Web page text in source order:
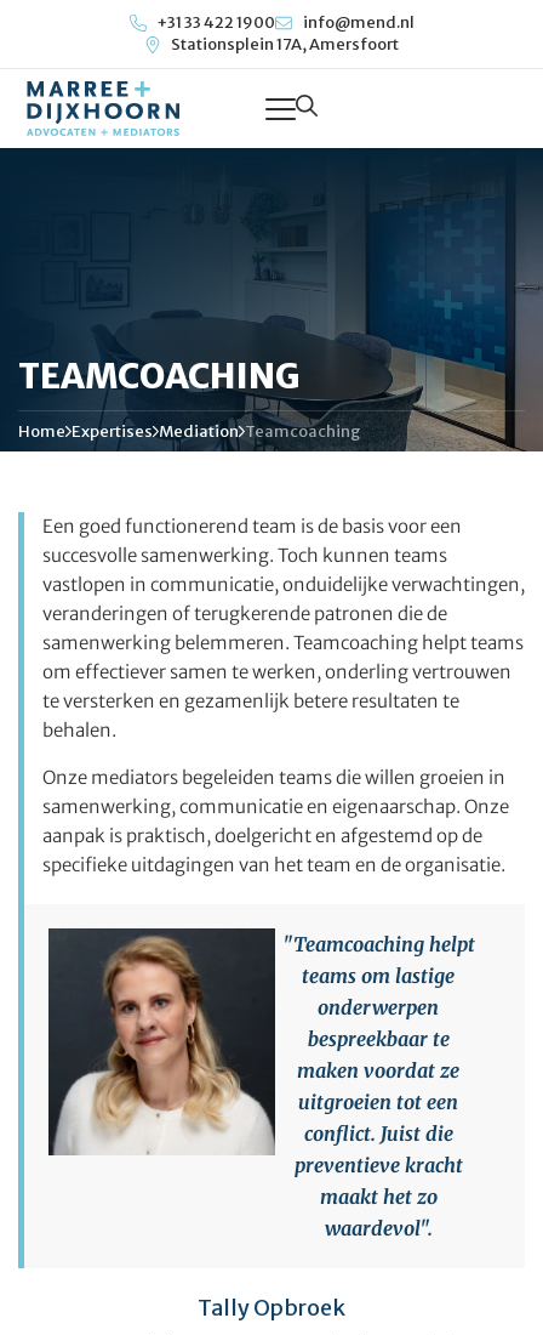
+31 33 422 1900
info@mend.nl
Stationsplein 17A, Amersfoort
TEAMCOACHING
Home Expertises Mediation Teamcoaching
Een goed functionerend team is de basis voor een
succesvolle samenwerking. Toch kunnen teams
vastlopen in communicatie, onduidelijke verwachtingen,
veranderingen of terugkerende patronen die de
samenwerking belemmeren. Teamcoaching helpt teams
om effectiever samen te werken, onderling vertrouwen
te versterken en gezamenlijk betere resultaten te
behalen.
Onze mediators begeleiden teams die willen groeien in
samenwerking, communicatie en eigenaarschap. Onze
aanpak is praktisch, doelgericht en afgestemd op de
specifieke uitdagingen van het team en de organisatie.
"Teamcoaching helpt
teams om lastige
onderwerpen
bespreekbaar te
maken voordat ze
uitgroeien tot een
conflict. Juist die
preventieve kracht
maakt het zo
waardevol".
Tally Opbroek